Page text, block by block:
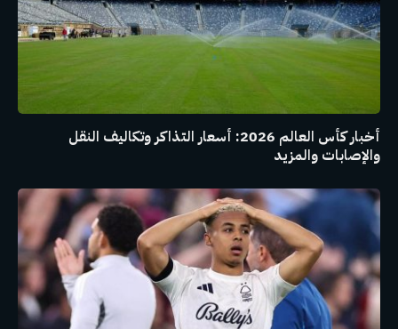
أخبار كأس العالم 2026: أسعار التذاكر وتكاليف النقل
والإصابات والمزيد